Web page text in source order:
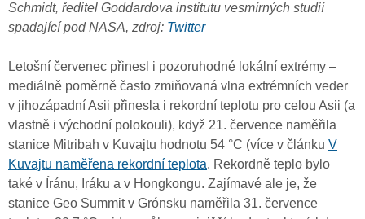
Schmidt, ředitel Goddardova institutu vesmírných studií
spadající pod NASA, zdroj: Twitter
Letošní červenec přinesl i pozoruhodné lokální extrémy –
mediálně poměrně často zmiňovaná vlna extrémních veder
v jihozápadní Asii přinesla i rekordní teplotu pro celou Asii (a
vlastně i východní polokouli), když 21. července naměřila
stanice Mitribah v Kuvajtu hodnotu 54 °C (více v článku V
Kuvajtu naměřena rekordní teplota. Rekordně teplo bylo
také v Íránu, Iráku a v Hongkongu. Zajímavé ale je, že
stanice Geo Summit v Grónsku naměřila 31. července